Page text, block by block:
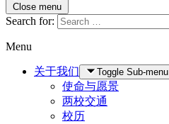
Close menu
Search for:
Menu
关于我们 Toggle Sub-menu
使命与愿景
两校交通
校历